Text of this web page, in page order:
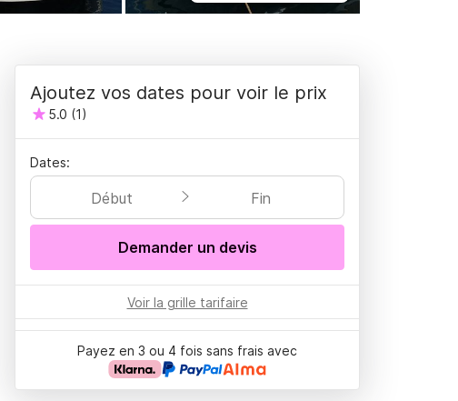
Ajoutez vos dates pour voir le prix
5.0 (1)
Dates:
Début Fin
Demander un devis
Voir la grille tarifaire
Payez en 3 ou 4 fois sans frais avec